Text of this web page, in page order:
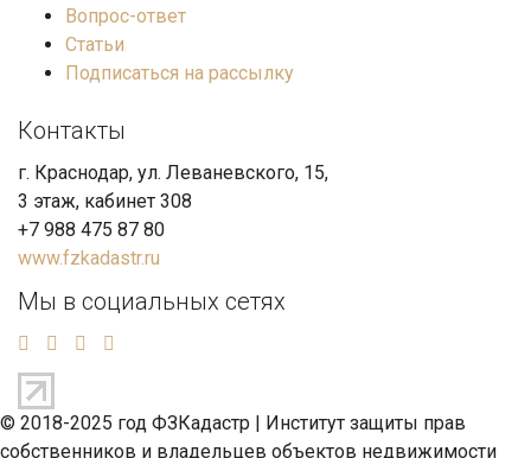
Вопрос-ответ
Статьи
Подписаться на рассылку
Контакты
г. Краснодар, ул. Леваневского, 15,
3 этаж, кабинет 308
+7 988 475 87 80
www.fzkadastr.ru
Мы в социальных сетях
© 2018-2025 год ФЗКадастр | Институт защиты прав
собственников и владельцев объектов недвижимости